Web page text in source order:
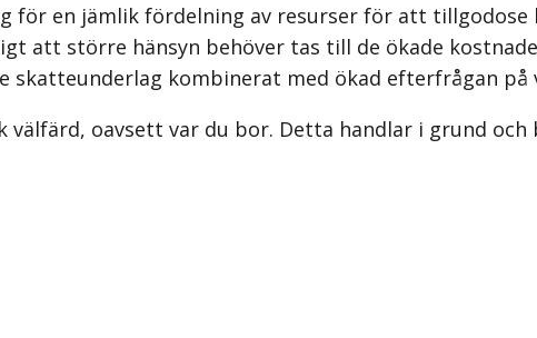
för en jämlik fördelning av resurser för att
att större hänsyn behöver tas till de ökade
skatte­underlag kombinerat med ökad efterfrågan på
välfärd, oavsett var du bor. Detta handlar i grund